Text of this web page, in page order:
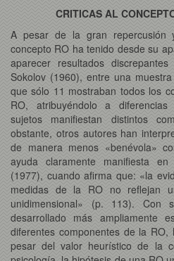
CRITICAS AL
A pesar de la gran repercusión
concepto RO ha tenido desde su
aparecer resultados
Sokolov (1960), entre una
que sólo 11 mostraban todos los
RO, atribuyéndolo a
sujetos manifiestan distintos
obstante, otros autores han
de manera menos «benévola»
ayuda claramente manifiesta
(1977), cuando afirma que: «la
medidas de la RO no reflejan
unidimensional» (p. 113). Con
desarrollado más ampliamente
diferentes componentes de la
pesar del valor heurístico de la